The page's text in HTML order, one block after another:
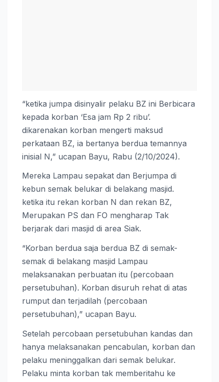
“ketika jumpa disinyalir pelaku BZ ini Berbicara
kepada korban ‘Esa jam Rp 2 ribu’.
dikarenakan korban mengerti maksud
perkataan BZ, ia bertanya berdua temannya
inisial N,” ucapan Bayu, Rabu (2/10/2024).
Mereka Lampau sepakat dan Berjumpa di
kebun semak belukar di belakang masjid.
ketika itu rekan korban N dan rekan BZ,
Merupakan PS dan FO mengharap Tak
berjarak dari masjid di area Siak.
“Korban berdua saja berdua BZ di semak-
semak di belakang masjid Lampau
melaksanakan perbuatan itu (percobaan
persetubuhan). Korban disuruh rehat di atas
rumput dan terjadilah (percobaan
persetubuhan),” ucapan Bayu.
Setelah percobaan persetubuhan kandas dan
hanya melaksanakan pencabulan, korban dan
pelaku meninggalkan dari semak belukar.
Pelaku minta korban tak memberitahu ke